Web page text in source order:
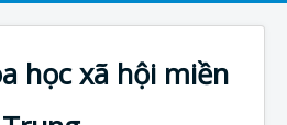
học xã hội miền